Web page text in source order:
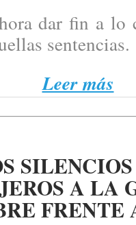
dar fin a lo
sentencias.
Leer más
A LA
FRENTE